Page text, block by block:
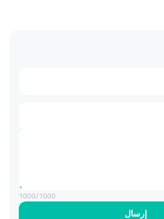
إرسال
1000/1000